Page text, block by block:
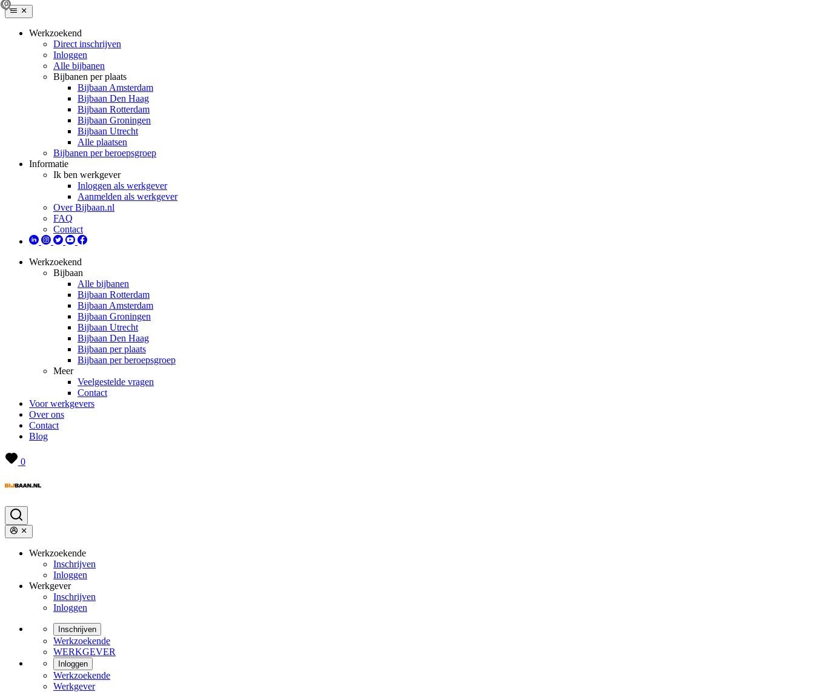
Werkzoekend
Direct inschrijven
Inloggen
Alle bijbanen
Bijbanen per plaats
Bijbaan Amsterdam
Bijbaan Den Haag
Bijbaan Rotterdam
Bijbaan Groningen
Bijbaan Utrecht
Alle plaatsen
Bijbanen per beroepsgroep
Informatie
Ik ben werkgever
Inloggen als werkgever
Aanmelden als werkgever
Over Bijbaan.nl
FAQ
Contact
Werkzoekend
Bijbaan
Alle bijbanen
Bijbaan Rotterdam
Bijbaan Amsterdam
Bijbaan Groningen
Bijbaan Utrecht
Bijbaan Den Haag
Bijbaan per plaats
Bijbaan per beroepsgroep
Meer
Veelgestelde vragen
Contact
Voor werkgevers
Over ons
Contact
Blog
0
Werkzoekende
Inschrijven
Inloggen
Werkgever
Inschrijven
Inloggen
Inschrijven
Werkzoekende
WERKGEVER
Inloggen
Werkzoekende
Werkgever